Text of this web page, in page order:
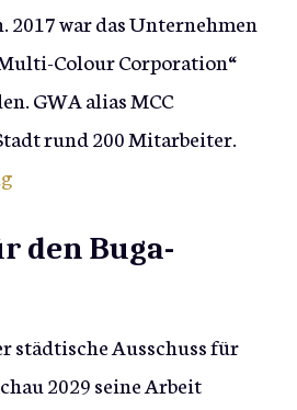
2017 war das Unternehmen
Colour Corporation“
GWA alias MCC
rund 200 Mitarbeiter.
den Buga-
städtische Ausschuss für
2029 seine Arbeit